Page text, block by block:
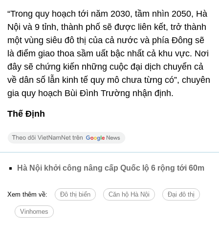
“Trong quy hoạch tới năm 2030, tầm nhìn 2050, Hà
Nội và 9 tỉnh, thành phố sẽ được liên kết, trở thành
một vùng siêu đô thị của cả nước và phía Đông sẽ
là điểm giao thoa sầm uất bậc nhất cả khu vực. Nơi
đây sẽ chứng kiến những cuộc đại dịch chuyển cả
về dân số lẫn kinh tế quy mô chưa từng có”, chuyên
gia quy hoạch Bùi Đình Trường nhận định.
Thế Định
Hà Nội khởi công nâng cấp Quốc lộ 6 rộng tới 60m
Xem thêm về: Đô thị biển Căn hộ Hà Nội Đại đô thị
Vinhomes